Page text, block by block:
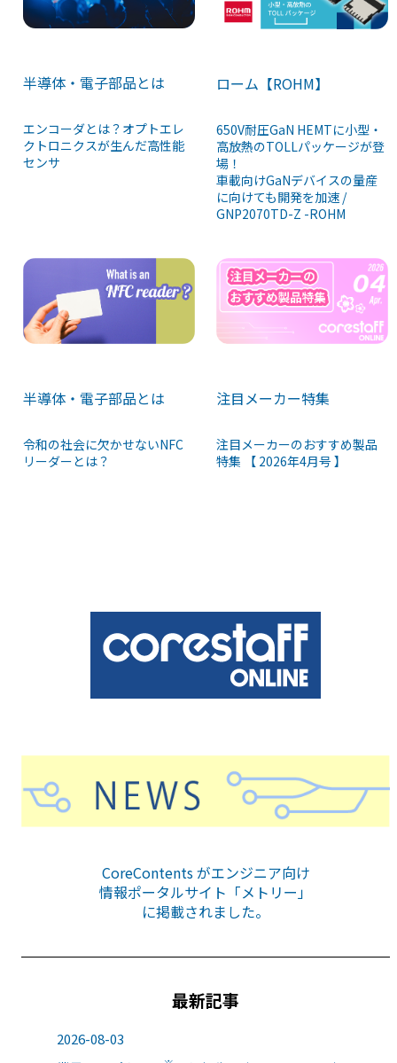
半導体・電子部品とは
エンコーダとは？オプトエレ
クトロニクスが生んだ高性能
センサ
ローム【ROHM】
650V耐圧GaN HEMTに小型・
高放熱のTOLLパッケージが登
場！
車載向けGaNデバイスの量産
に向けても開発を加速 /
GNP2070TD-Z -ROHM
半導体・電子部品とは
令和の社会に欠かせないNFC
リーダーとは？
注目メーカー特集
注目メーカーのおすすめ製品
特集 【 2026年4月号 】
CoreContents がエンジニア向け
情報ポータルサイト「メトリー」
に掲載されました。
最新記事
2026-08-03